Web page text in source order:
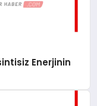
Enerjinin